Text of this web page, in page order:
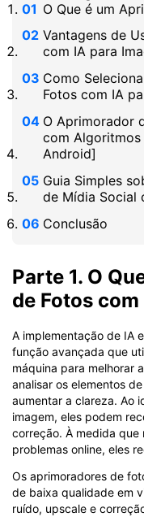
O Que é um
Vantagens de
com IA para
Como
Fotos com IA
O Aprimorador
com Algoritmos
Android]
Guia Simples
de Mídia Social
Conclusão
Parte 1. O
de Fotos com
A implementação de IA
função avançada que
máquina para melhorar
analisar os elementos
aumentar a clareza. Ao
imagem, eles podem
correção. À medida que
problemas online, eles
Os aprimoradores de
de baixa qualidade em
ruído, upscale e